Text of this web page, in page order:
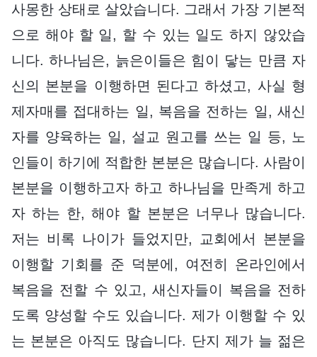
사몽한 상태로 살았습니다. 그래서 가장 기본적
으로 해야 할 일, 할 수 있는 일도 하지 않았습
니다. 하나님은, 늙은이들은 힘이 닿는 만큼 자
신의 본분을 이행하면 된다고 하셨고, 사실 형
제자매를 접대하는 일, 복음을 전하는 일, 새신
자를 양육하는 일, 설교 원고를 쓰는 일 등, 노
인들이 하기에 적합한 본분은 많습니다. 사람이
본분을 이행하고자 하고 하나님을 만족게 하고
자 하는 한, 해야 할 본분은 너무나 많습니다.
저는 비록 나이가 들었지만, 교회에서 본분을
이행할 기회를 준 덕분에, 여전히 온라인에서
복음을 전할 수 있고, 새신자들이 복음을 전하
도록 양성할 수도 있습니다. 제가 이행할 수 있
는 본분은 아직도 많습니다. 단지 제가 늘 젊은